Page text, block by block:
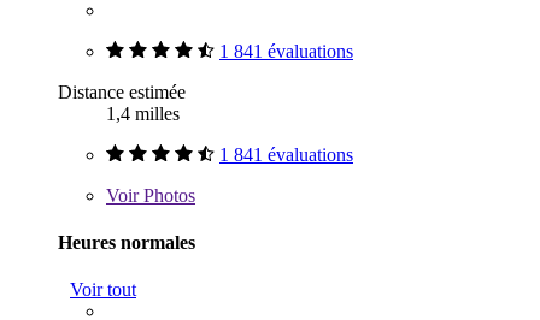
1 841 évaluations
Distance estimée
1,4 milles
1 841 évaluations
VoirPhotos
Heures normales
Voir tout